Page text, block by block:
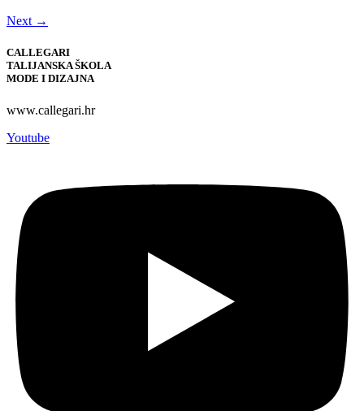
Next →
CALLEGARI
TALIJANSKA ŠKOLA
MODE I DIZAJNA
www.callegari.hr
Youtube